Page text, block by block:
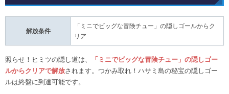
解放条件
「ミニでビッグな冒険チュー」の隠しゴールからク
リア
照らせ！ヒミツの隠し道は、
「ミニでビッグな冒険チュー」の隠しゴー
ルからクリアで解放されます。つかみ取れ！ハサミ島の秘宝の隠しゴー
ルは終盤に到達可能です。